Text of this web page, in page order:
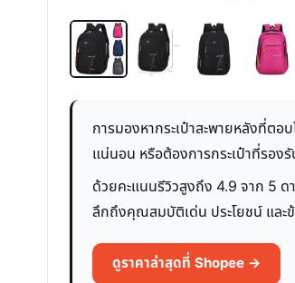
การมองหากระเป๋าสะพายหลังที่ต
แน่นอน หรือต้องการกระเป๋าที่รอง
ด้วยคะแนนรีวิวสูงถึง 4.9 จาก 5 ด
ลึกถึงคุณสมบัติเด่น ประโยชน์ และ
ดูราคาล่าสุดที่ Shopee →